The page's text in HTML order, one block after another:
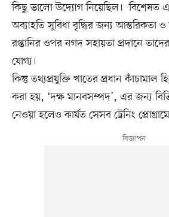
কিছু ভালো উদ্যোগ নিয়েছিল। বিশেষত
অব্যাহতি সুবিধা বৃদ্ধির জন্য আন্তরিকতা ও
রপ্তানির ওপর নগদ সহায়তা প্রদানে
যোগ্য।
কিন্তু তথ্যপ্রযুক্তি খাতের প্রধান কাঁচামাল
করা হয়, ‘দক্ষ মানবসম্পদ’, এর জন্য
নেওয়া হলেও কার্যত সেসব ট্রেনিং